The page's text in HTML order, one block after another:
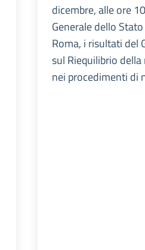
dicembre, alle ore
Generale dello
Roma, i risultati del
sul Riequilibrio
nei procedimenti di